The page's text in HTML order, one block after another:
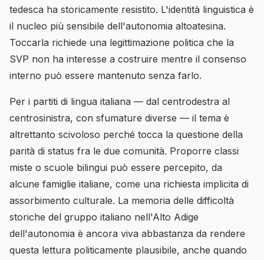
tedesca ha storicamente resistito. L'identità linguistica è
il nucleo più sensibile dell'autonomia altoatesina.
Toccarla richiede una legittimazione politica che la
SVP non ha interesse a costruire mentre il consenso
interno può essere mantenuto senza farlo.
Per i partiti di lingua italiana — dal centrodestra al
centrosinistra, con sfumature diverse — il tema è
altrettanto scivoloso perché tocca la questione della
parità di status fra le due comunità. Proporre classi
miste o scuole bilingui può essere percepito, da
alcune famiglie italiane, come una richiesta implicita di
assorbimento culturale. La memoria delle difficoltà
storiche del gruppo italiano nell'Alto Adige
dell'autonomia è ancora viva abbastanza da rendere
questa lettura politicamente plausibile, anche quando